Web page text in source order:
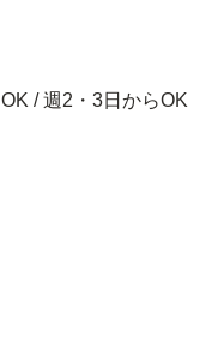
/ 週2・3日からOK